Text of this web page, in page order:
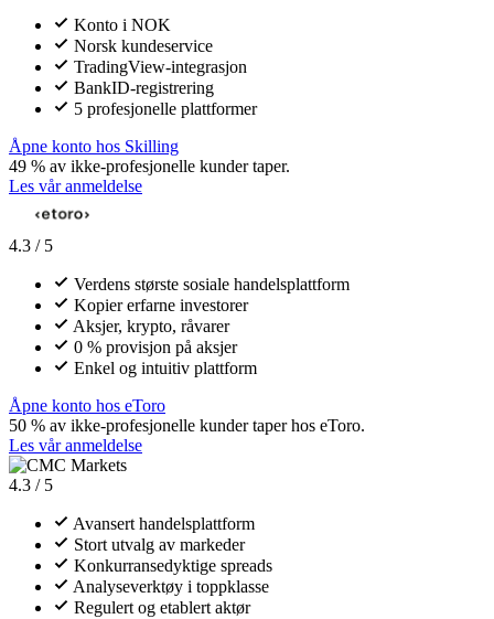
Konto i NOK
Norsk kundeservice
TradingView-integrasjon
BankID-registrering
5 profesjonelle plattformer
Åpne konto hos Skilling
49 % av ikke-profesjonelle kunder taper.
Les vår anmeldelse
4.3 / 5
Verdens største sosiale handelsplattform
Kopier erfarne investorer
Aksjer, krypto, råvarer
0 % provisjon på aksjer
Enkel og intuitiv plattform
Åpne konto hos eToro
50 % av ikke-profesjonelle kunder taper hos eToro.
Les vår anmeldelse
4.3 / 5
Avansert handelsplattform
Stort utvalg av markeder
Konkurransedyktige spreads
Analyseverktøy i toppklasse
Regulert og etablert aktør